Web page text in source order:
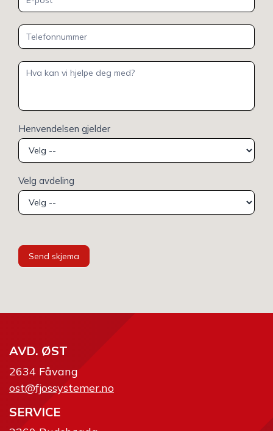
Henvendelsen gjelder
Velg avdeling
Send skjema
AVD. ØST
2634 Fåvang
ost@fjossystemer.no
SERVICE